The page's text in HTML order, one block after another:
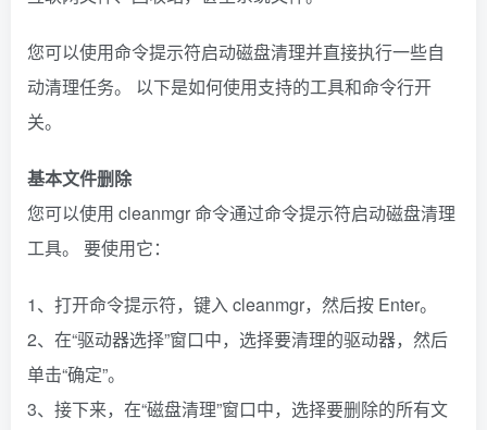
您可以使用命令提示符启动磁盘清理并直接执行一些自
动清理任务。 以下是如何使用支持的工具和命令行开
关。
基本文件删除
您可以使用 cleanmgr 命令通过命令提示符启动磁盘清理
工具。 要使用它：
1、打开命令提示符，键入 cleanmgr，然后按 Enter。
2、在“驱动器选择”窗口中，选择要清理的驱动器，然后
单击“确定”。
3、接下来，在“磁盘清理”窗口中，选择要删除的所有文